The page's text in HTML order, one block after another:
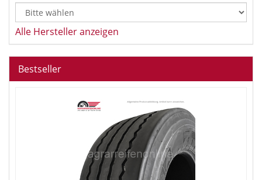
Alle Hersteller anzeigen
Bestseller